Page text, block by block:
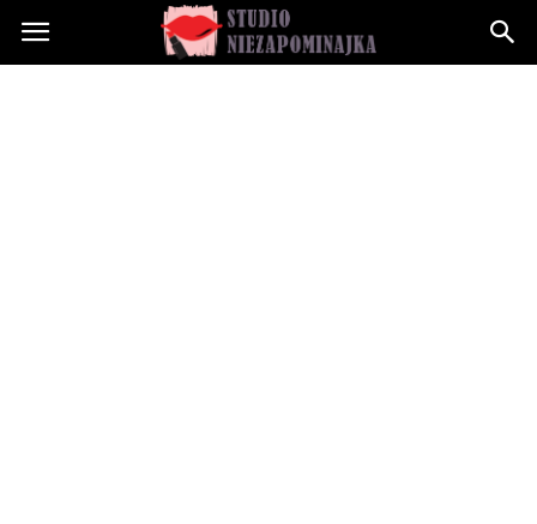
Studioniezapominajka.pl